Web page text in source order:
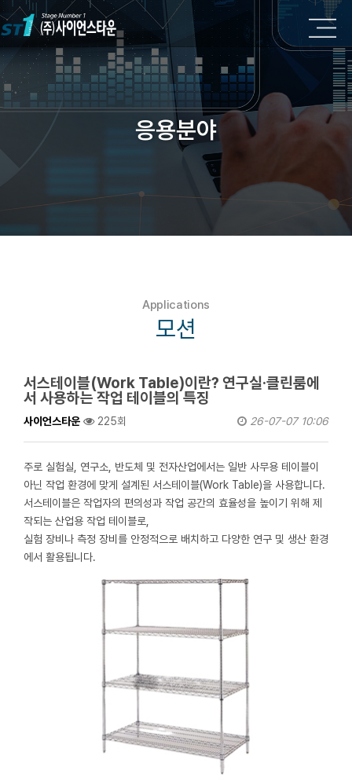
응용분야
Applications
모션
서스테이블(Work Table)이란? 연구실·클린룸에
서 사용하는 작업 테이블의 특징
사이언스타운 225회 26-07-07 10:06
주로 실험실, 연구소, 반도체 및 전자산업에서는 일반 사무용 테이블이
아닌 작업 환경에 맞게 설계된 서스테이블(Work Table)을 사용합니다.
서스테이블은 작업자의 편의성과 작업 공간의 효율성을 높이기 위해 제
작되는 산업용 작업 테이블로,
실험 장비나 측정 장비를 안정적으로 배치하고 다양한 연구 및 생산 환경
에서 활용됩니다.